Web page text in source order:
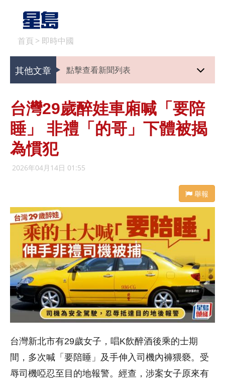
首頁 > 即時中國
其他文章 點擊查看新聞列表
台灣29歲醉娃車廂喊「要陪
睡」 非禮「的哥」下體被揭
為慣犯
2026年04月14日 01:55
舉報
台灣新北市有29歲女子，唱K飲醉酒後乘的士期
間，多次喊「要陪睡」及手伸入司機內褲猥褻。受
辱司機啞忍至目的地報警。經查，涉案女子原來有